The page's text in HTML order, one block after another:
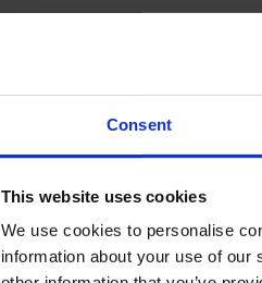
Consent
This website uses cookies
We use cookies to personalise
information about your use of